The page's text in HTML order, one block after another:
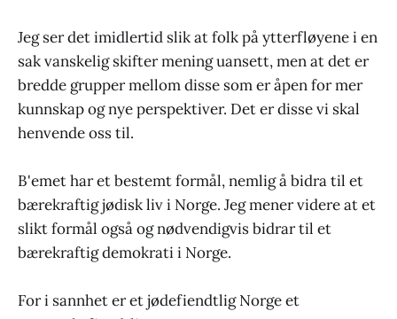
Jeg ser det imidlertid slik at folk på ytterfløyene i en
sak vanskelig skifter mening uansett, men at det er
bredde grupper mellom disse som er åpen for mer
kunnskap og nye perspektiver. Det er disse vi skal
henvende oss til.
B'emet har et bestemt formål, nemlig å bidra til et
bærekraftig jødisk liv i Norge. Jeg mener videre at et
slikt formål også og nødvendigvis bidrar til et
bærekraftig demokrati i Norge.
For i sannhet er et jødefiendtlig Norge et